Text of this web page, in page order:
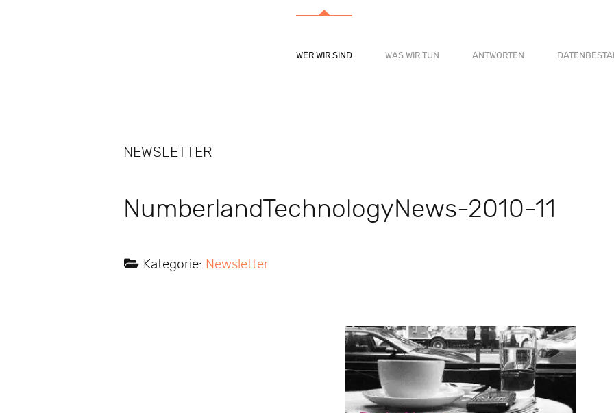
WER WIR SIND WAS WIR TUN ANTWORTEN
NEWSLETTER
NumberlandTechnologyNews-2010-11
Kategorie: Newsletter